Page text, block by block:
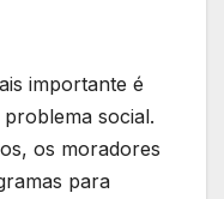
importante é
social.
os moradores
para